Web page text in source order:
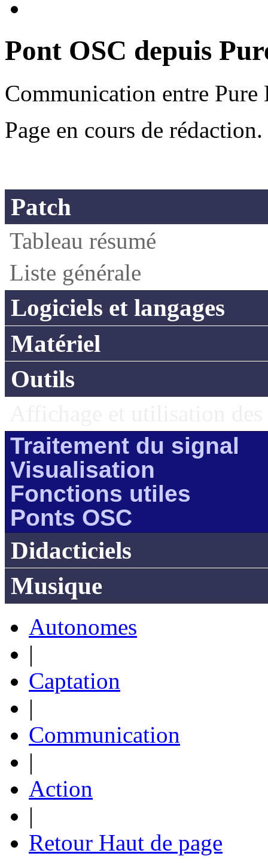
Pont OSC depuis
Communication entre Pure
Page en cours de rédaction.
Patch
Tableau résumé
Liste générale
Logiciels et langages
Matériel
Outils
Traitement du signal
Visualisation
Fonctions utiles
Ponts OSC
Didacticiels
Musique
Autonomes
|
Captation
|
Communication
|
Action
|
Retour Haut de page